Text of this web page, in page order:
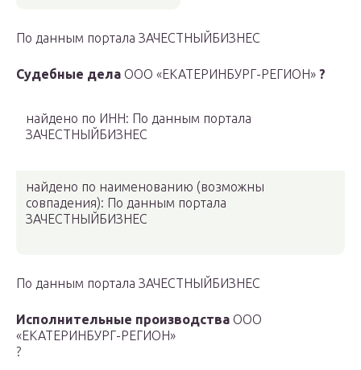
По данным портала ЗАЧЕСТНЫЙБИЗНЕС
Судебные дела ООО «ЕКАТЕРИНБУРГ-РЕГИОН» ?
найдено по ИНН: По данным портала
ЗАЧЕСТНЫЙБИЗНЕС
найдено по наименованию (возможны
совпадения): По данным портала
ЗАЧЕСТНЫЙБИЗНЕС
По данным портала ЗАЧЕСТНЫЙБИЗНЕС
Исполнительные производства ООО
«ЕКАТЕРИНБУРГ-РЕГИОН»
?